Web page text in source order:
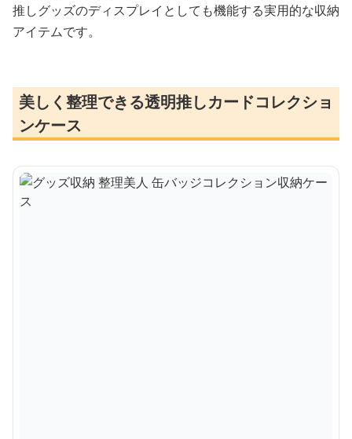
推しグッズのディスプレイとしても機能する実用的な収納
アイテムです。
美しく整理できる透明推しカードコレクショ
ンケース